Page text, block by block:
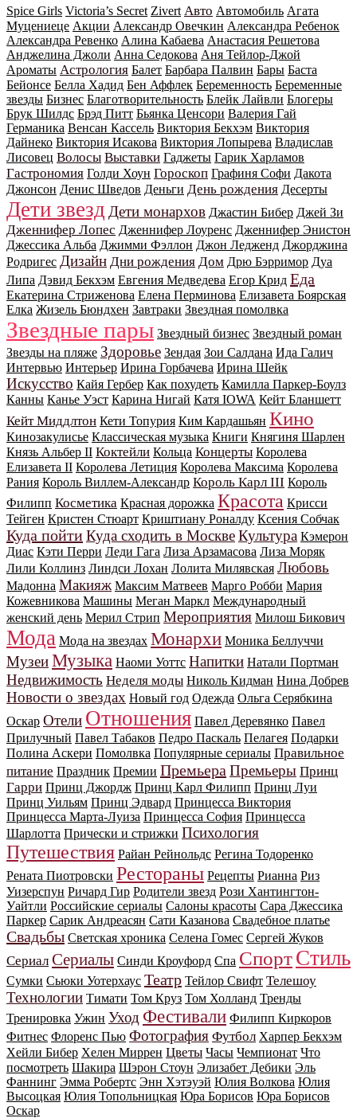
Spice Girls Victoria’s Secret Zivert Авто Автомобиль Агата
Муцениеце Акции Александр Овечкин Александра Ребенок
Александра Ревенко Алина Кабаева Анастасия Решетова
Анджелина Джоли Анна Седокова Аня Тейлор-Джой
Ароматы Астрология Балет Барбара Палвин Бары Баста
Бейонсе Белла Хадид Бен Аффлек Беременность Беременные
звезды Бизнес Благотворительность Блейк Лайвли Блогеры
Брук Шилдс Брэд Питт Бьянка Ценсори Валерия Гай
Германика Венсан Кассель Виктория Бекхэм Виктория
Дайнеко Виктория Исакова Виктория Лопырева Владислав
Лисовец Волосы Выставки Гаджеты Гарик Харламов
Гастрономия Голди Хоун Гороскоп Графиня Софи Дакота
Джонсон Денис Шведов Деньги День рождения Десерты
Дети звезд Дети монархов Джастин Бибер Джей Зи
Дженнифер Лопес Дженнифер Лоуренс Дженнифер Энистон
Джессика Альба Джимми Фэллон Джон Ледженд Джорджина
Родригес Дизайн Дни рождения Дом Дрю Бэрримор Дуа
Липа Дэвид Бекхэм Евгения Медведева Егор Крид Еда
Екатерина Стриженова Елена Перминова Елизавета Боярская
Елка Жизель Бюндхен Завтраки Звездная помолвка
Звездные пары Звездный бизнес Звездный роман
Звезды на пляже Здоровье Зендая Зои Салдана Ида Галич
Интервью Интерьер Ирина Горбачева Ирина Шейк
Искусство Кайя Гербер Как похудеть Камилла Паркер-Боулз
Канны Канье Уэст Карина Нигай Катя IOWA Кейт Бланшетт
Кейт Миддлтон Кети Топурия Ким Кардашьян Кино
Кинозакулисье Классическая музыка Книги Княгиня Шарлен
Князь Альбер II Коктейли Кольца Концерты Королева
Елизавета II Королева Летиция Королева Максима Королева
Рания Король Виллем-Александр Король Карл III Король
Филипп Косметика Красная дорожка Красота Крисси
Тейген Кристен Стюарт Криштиану Роналду Ксения Собчак
Куда пойтиКуда сходить в МосквеКультура Кэмерон
Диас Кэти Перри Леди Гага Лиза Арзамасова Лиза Моряк
Лили Коллинз Линдси Лохан Лолита Милявская Любовь
Мадонна Макияж Максим Матвеев Марго Робби Мария
Кожевникова Машины Меган Маркл Международный
женский день Мерил Стрип Мероприятия Милош Бикович
Мода Мода на звездах Монархи Моника Беллуччи
МузеиМузыка Наоми Уоттс Напитки Натали Портман
Недвижимость Неделя моды Николь Кидман Нина Добрев
Новости о звездах Новый год Одежда Ольга Серябкина
Оскар Отели Отношения Павел Деревянко Павел
Прилучный Павел Табаков Педро Паскаль Пелагея Подарки
Полина Аскери Помолвка Популярные сериалы Правильное
питание Праздник Премии Премьера Премьеры Принц
Гарри Принц Джордж Принц Карл Филипп Принц Луи
Принц Уильям Принц Эдвард Принцесса Виктория
Принцесса Марта-Луиза Принцесса София Принцесса
Шарлотта Прически и стрижки Психология
Путешествия Райан Рейнольдс Регина Тодоренко
Рената Пиотровски Рестораны Рецепты Рианна Риз
Уизерспун Ричард Гир Родители звезд Рози Хантингтон-
Уайтли Российские сериалы Салоны красоты Сара Джессика
Паркер Сарик Андреасян Сати Казанова Свадебное платье
Свадьбы Светская хроника Селена Гомес Сергей Жуков
Сериал Сериалы Синди Кроуфорд Спа СпортСтиль
Сумки Сьюки Уотерхаус Театр Тейлор Свифт Телешоу
Технологии Тимати Том Круз Том Холланд Тренды
Тренировка Ужин Уход Фестивали Филипп Киркоров
Фитнес Флоренс Пью Фотография Футбол Харпер Бекхэм
Хейли Бибер Хелен Миррен Цветы Часы Чемпионат Что
посмотреть Шакира Шэрон Стоун Элизабет Дебики Эль
Фаннинг Эмма Робертс Энн Хэтэуэй Юлия Волкова Юлия
Высоцкая Юлия Топольницкая Юра Борисов Юра Борисов
Оскар